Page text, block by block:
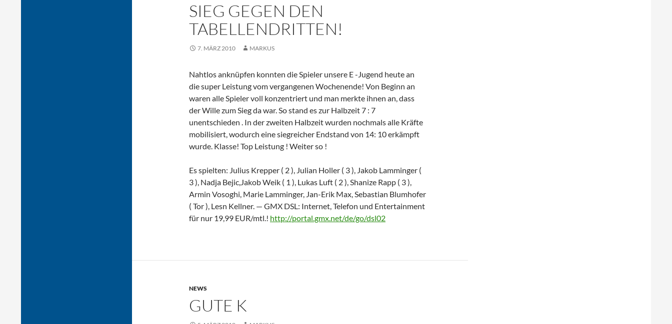
SIEG GEGEN DEN
TABELLENDRITTEN!
7. MÄRZ 2010 MARKUS
Nahtlos anknüpfen konnten die Spieler unsere E -Jugend heute an
die super Leistung vom vergangenen Wochenende! Von Beginn an
waren alle Spieler voll konzentriert und man merkte ihnen an, dass
der Wille zum Sieg da war. So stand es zur Halbzeit 7 : 7
unentschieden . In der zweiten Halbzeit wurden nochmals alle Kräfte
mobilisiert, wodurch eine siegreicher Endstand von 14: 10 erkämpft
wurde. Klasse! Top Leistung ! Weiter so !
Es spielten: Julius Krepper ( 2 ), Julian Holler ( 3 ), Jakob Lamminger (
3 ), Nadja Bejic,Jakob Weik ( 1 ), Lukas Luft ( 2 ), Shanize Rapp ( 3 ),
Armin Vosoghi, Marie Lamminger, Jan-Erik Max, Sebastian Blumhofer
( Tor ), Lesn Kellner. — GMX DSL: Internet, Telefon und Entertainment
für nur 19,99 EUR/mtl.! http://portal.gmx.net/de/go/dsl02
NEWS
GUTE K